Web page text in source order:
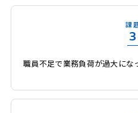
課
3
職員不足で業務負荷が過大にな